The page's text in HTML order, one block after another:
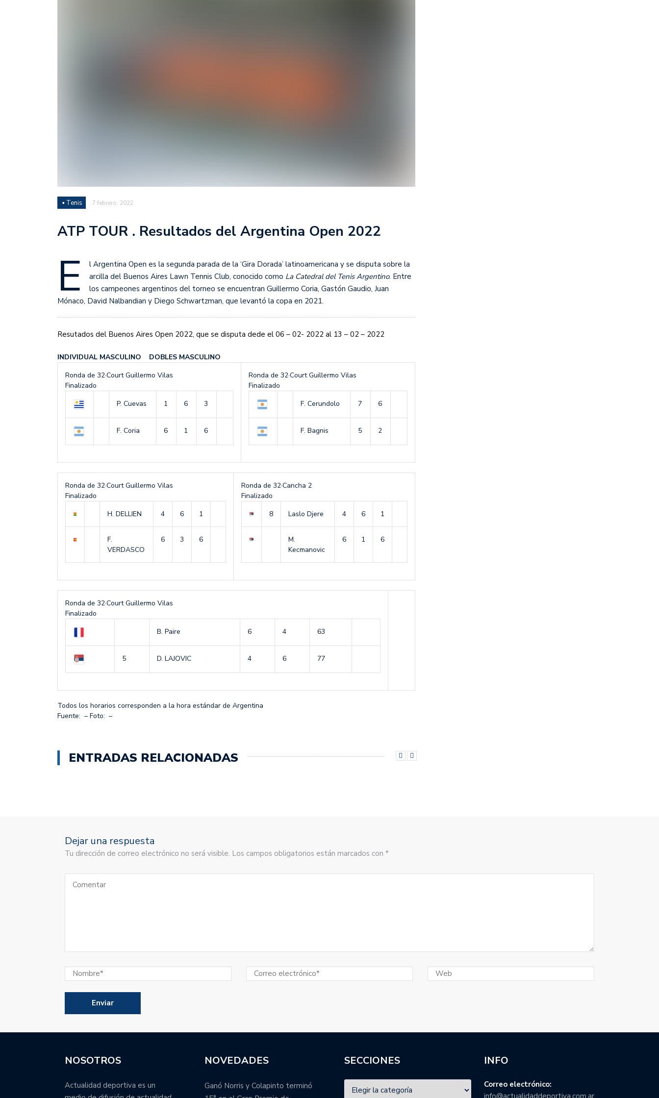
FIH 2026
Sudamericana
▪ Tenis 7 febrero, 2022
ATP TOUR . Resultados del Argentina Open 2022
E
l Argentina Open es la segunda parada de la ‘Gira Dorada’ latinoamericana y se disputa sobre la
arcilla del Buenos Aires Lawn Tennis Club, conocido como La Catedral del Tenis Argentino. Entre
los campeones argentinos del torneo se encuentran Guillermo Coria, Gastón Gaudio, Juan
Mónaco, David Nalbandian y Diego Schwartzman, que levantó la copa en 2021.
Resutados del Buenos Aires Open 2022, que se disputa dede el 06 – 02- 2022 al 13 – 02 – 2022
INDIVIDUAL MASCULINO DOBLES MASCULINO
Ronda de 32·Court Guillermo Vilas
Finalizado
P. Cuevas
1 6 3
F. Coria 6 1 6
Ronda de 32·Court Guillermo Vilas
Finalizado
F. Cerundolo
7 6
F. Bagnis 5 2
Ronda de 32·Court Guillermo Vilas
Finalizado
H. DELLIEN
4 6 1
F.
VERDASCO
6 3 6
Ronda de 32·Cancha 2
Finalizado
8
Laslo Djere 4 6 1
M.
Kecmanovic
6 1 6
Ronda de 32·Court Guillermo Vilas
Finalizado
B. Paire
6 4 63
5 D. LAJOVIC 4 6 77
Todos los horarios corresponden a la hora estándar de Argentina
Fuente: – Foto: –
ENTRADAS RELACIONADAS
Dejar una respuesta
Tu dirección de correo electrónico no será visible. Los campos obligatorios están marcados con *
NOSOTROS
Actualidad deportiva es un
NOVEDADES
Ganó Norris y Colapinto terminó
SECCIONES INFO
Correo electrónico: